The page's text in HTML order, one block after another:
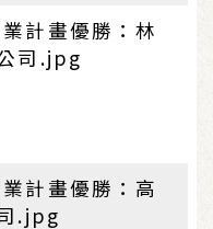
計畫優勝：林
司.jpg
計畫優勝：高
.jpg